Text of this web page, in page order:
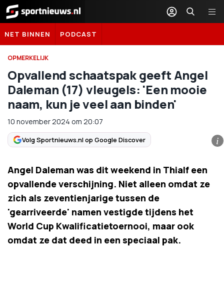
Sportnieuws.nl
NET BINNEN PODCAST
OPMERKELIJK
Opvallend schaatspak geeft Angel
Daleman (17) vleugels: 'Een mooie
naam, kun je veel aan binden'
10 november 2024 om 20:07
Volg Sportnieuws.nl op Google Discover i
Angel Daleman was dit weekend in Thialf een
opvallende verschijning. Niet alleen omdat ze
zich als zeventienjarige tussen de
'gearriveerde' namen vestigde tijdens het
World Cup Kwalificatietoernooi, maar ook
omdat ze dat deed in een speciaal pak.